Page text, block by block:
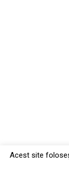
Acest site